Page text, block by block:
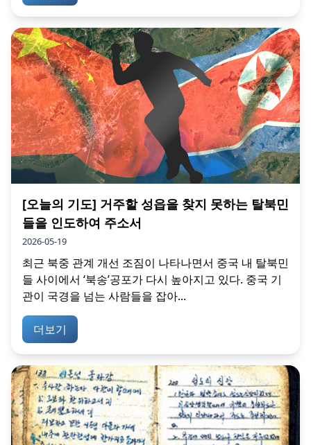
[오늘의 기도] 거주할 성읍을 찾지 못하는 탈북민
들을 인도하여 주소서
2026-05-19
최근 북중 관계 개선 조짐이 나타나면서 중국 내 탈북민
들 사이에서 ‘북송’공포가 다시 높아지고 있다. 중국 기
관이 국경을 넘는 사람들을 잡아...
더보기